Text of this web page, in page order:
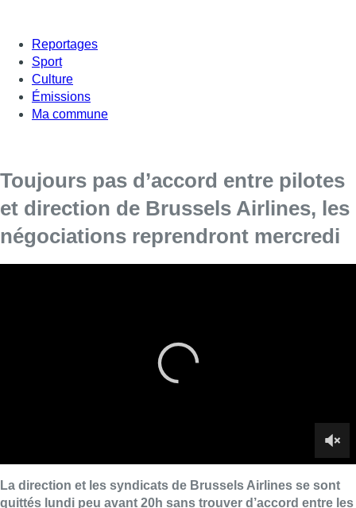
Reportages
Sport
Culture
Émissions
Ma commune
Toujours pas d’accord entre pilotes
et direction de Brussels Airlines, les
négociations reprendront mercredi
La direction et les syndicats de Brussels Airlines se sont
quittés lundi peu avant 20h sans trouver d’accord entre les